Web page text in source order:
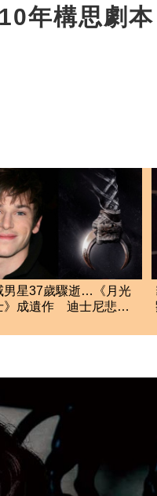
年構思劇
男星37歲驟逝…《月光
》成遺作 迪士尼悲痛